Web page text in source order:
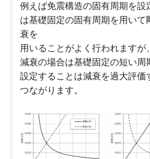
例えば免震構造の固有周期を設
は基礎固定の固有周期を用いて
衰を
用いることがよく行われますが
減衰の場合は基礎固定の短い周
設定することは減衰を過大評価
つながります。